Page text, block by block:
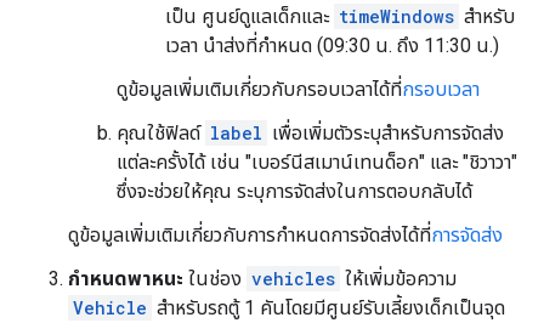
เป็น ศูนย์ดูแลเด็กและ timeWindows สำหรับ
เวลา นำส่งที่กำหนด (09:30 น. ถึง 11:30 น.)
ดูข้อมูลเพิ่มเติมเกี่ยวกับกรอบเวลาได้ที่กรอบเวลา
คุณใช้ฟิลด์ label เพื่อเพิ่มตัวระบุสำหรับการจัดส่ง
แต่ละครั้งได้ เช่น "เบอร์นีสเมาน์เทนด็อก" และ "ชิวาวา"
ซึ่งจะช่วยให้คุณ ระบุการจัดส่งในการตอบกลับได้
ดูข้อมูลเพิ่มเติมเกี่ยวกับการกำหนดการจัดส่งได้ที่การจัดส่ง
กำหนดพาหนะ ในช่อง vehicles ให้เพิ่มข้อความ
Vehicle สำหรับรถตู้ 1 คันโดยมีศูนย์รับเลี้ยงเด็กเป็นจุด